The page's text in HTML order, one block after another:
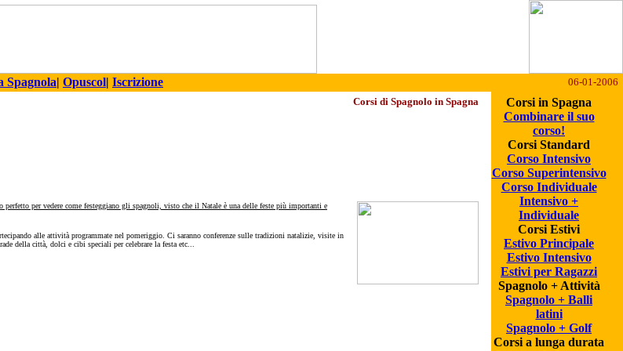
Spagnola| Opuscol| Iscrizione 06-01-2006
Corsi di Spagnolo in Spagna
perfetto per vedere come festeggiano gli spagnoli, visto che il Natale è una delle feste più importanti e
alle attività programmate nel pomeriggio. Ci saranno conferenze sulle tradizioni natalizie, visite in
della città, dolci e cibi speciali per celebrare la festa etc...
Corsi in Spagna
Combinare il suo
corso!
Corsi Standard
Corso Intensivo
Corso Superintensivo
Corso Individuale
Intensivo +
Individuale
Corsi Estivi
Estivo Principale
Estivo Intensivo
Estivi per Ragazzi
Spagnolo + Attività
Spagnolo + Balli
latini
Spagnolo + Golf
Corsi a lunga durata